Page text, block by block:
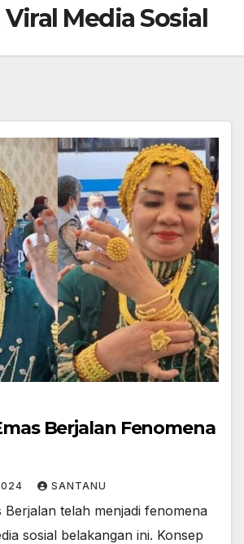
Media Sosial
Berjalan Fenomena
SANTANU
Berjalan telah menjadi fenomena
sosial belakangan ini. Konsep